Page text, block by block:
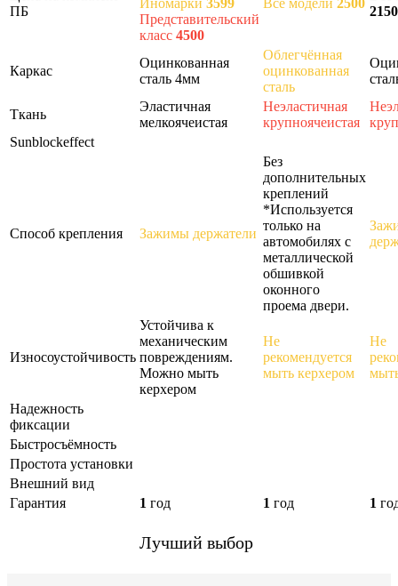
ПБ
Иномарки 3599
Представительский
класс 4500
Все модели 2500
2150
Каркас
Оцинкованная
сталь 4мм
Облегчённая
оцинкованная
сталь
Ткань
Эластичная
мелкоячеистая
Неэластичная
крупноячеистая
Sunblockeffect
Способ крепления Зажимы держатели
Без
дополнительных
креплений
*Используется
только на
автомобилях с
металлической
обшивкой
оконного
проема двери.
Износоустойчивость
Устойчива к
механическим
повреждениям.
Можно мыть
керхером
Не
рекомендуется
мыть керхером
Не
Надежность
фиксации
Быстросъёмность
Простота установки
Внешний вид
Гарантия
1 год 1 год 1
Лучший выбор